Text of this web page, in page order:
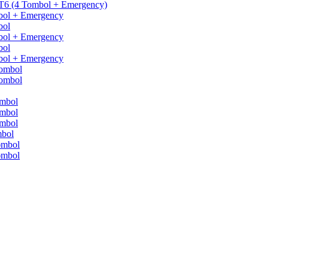
(4 Tombol + Emergency)
+ Emergency
+ Emergency
+ Emergency